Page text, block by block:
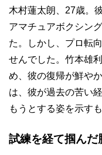
木村蓮太朗、27歳。
アマチュアボクシン
た。しかし、プロ転
せんでした。竹本雄
め、彼の復帰が鮮や
は、彼が過去の苦い
もうとする姿を示す
試練を経て掴んだ